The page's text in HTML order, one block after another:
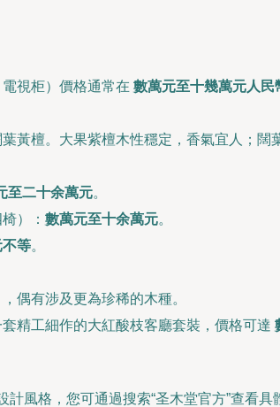
視柜）價格通常在 數萬元至十幾萬元人民
黃檀。大果紫檀木性穩定，香氣宜人；闊
至二十余萬元。
）： 數萬元至十余萬元。
等。
偶有涉及更為珍稀的木種。
精工細作的大紅酸枝客廳套裝，價格可達
風格，您可通過搜索“圣木堂官方”查看具